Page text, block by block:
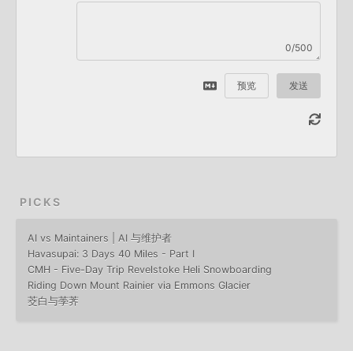
0/500
预览 发送
PICKS
AI vs Maintainers | AI 与维护者
Havasupai: 3 Days 40 Miles - Part I
CMH - Five-Day Trip Revelstoke Heli Snowboarding
Riding Down Mount Rainier via Emmons Glacier
茭白与荸荠